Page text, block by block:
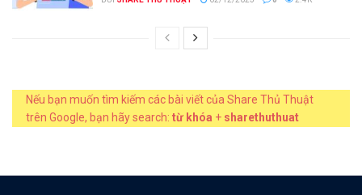
Nếu bạn muốn tìm kiếm các bài viết của Share Thủ Thuật
trên Google, bạn hãy search: từ khóa + sharethuthuat